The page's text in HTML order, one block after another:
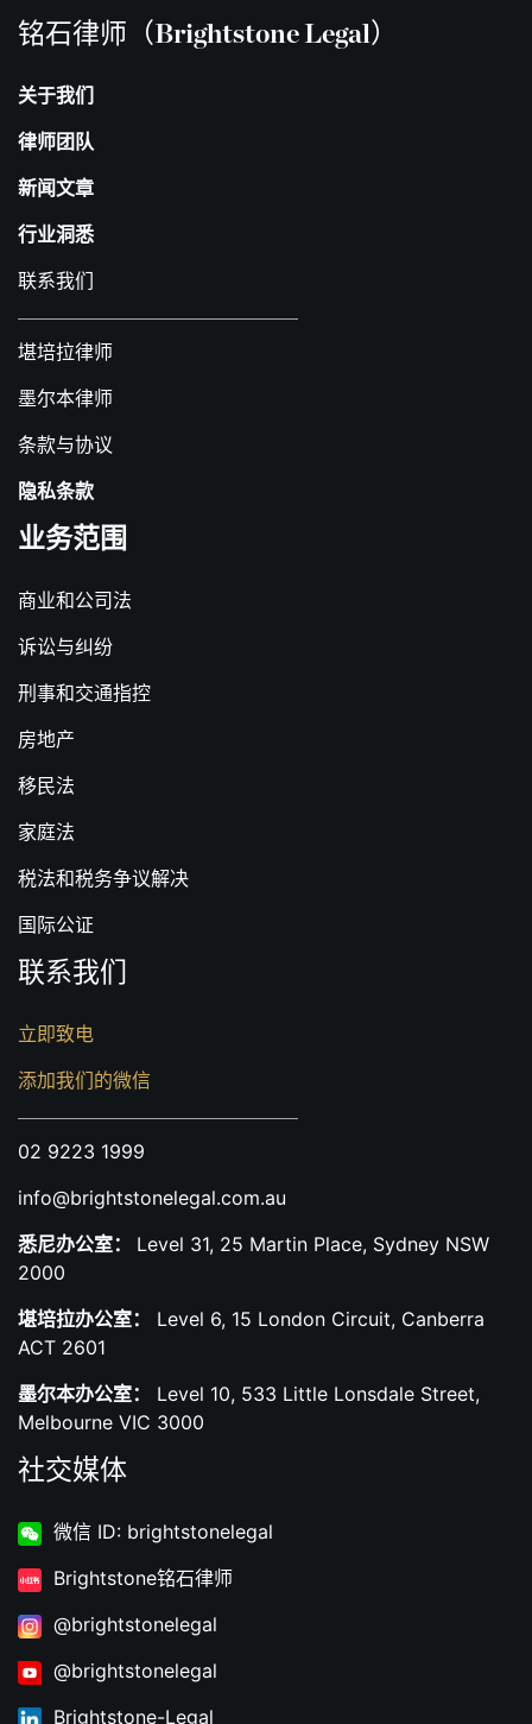
铭石律师（Brightstone Legal）
关于我们
律师团队
新闻文章
行业洞悉
联系我们
堪培拉律师
墨尔本律师
条款与协议
隐私条款
业务范围
商业和公司法
诉讼与纠纷
刑事和交通指控
房地产
移民法
家庭法
税法和税务争议解决
国际公证
联系我们
立即致电
添加我们的微信
02 9223 1999
info@brightstonelegal.com.au
悉尼办公室： Level 31, 25 Martin Place, Sydney NSW
2000
堪培拉办公室：
Level 6, 15 London Circuit, Canberra
ACT 2601
墨尔本办公室：
Level 10, 533 Little Lonsdale Street,
Melbourne VIC 3000
社交媒体
微信 ID: brightstonelegal
Brightstone铭石律师
@brightstonelegal
@brightstonelegal
Brightstone-Legal